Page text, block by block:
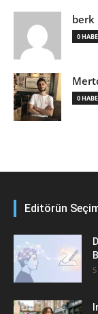
berk
0
0
Editörün